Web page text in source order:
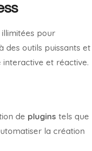
pour
des outils puissants et
et réactive.
de plugins tels que
la création